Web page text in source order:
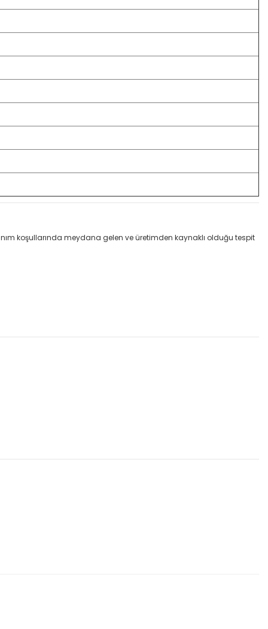
koşullarında meydana gelen ve üretimden kaynaklı olduğu tespit